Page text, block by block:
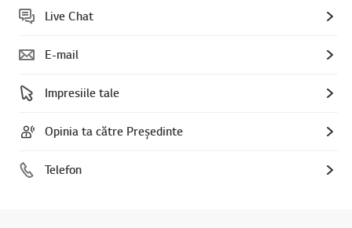
Live Chat
E-mail
Impresiile tale
Opinia ta către Președinte
Telefon